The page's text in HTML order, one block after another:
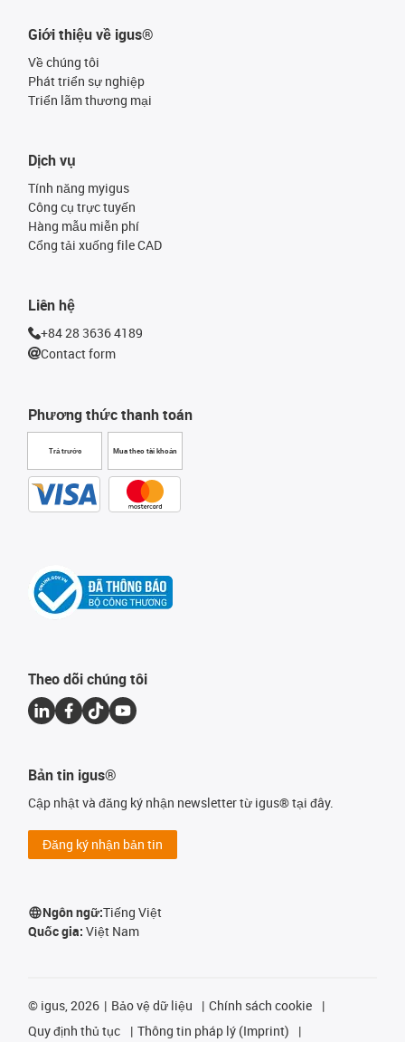
Giới thiệu về igus®
Về chúng tôi
Phát triển sự nghiệp
Triển lãm thương mại
Phương thức thanh toán
Trả trước Mua theo tài khoản
Dịch vụ
Tính năng myigus
Công cụ trực tuyến
Hàng mẫu miễn phí
Cổng tải xuống file CAD
Liên hệ
+84 28 3636 4189
Contact form
Theo dõi chúng tôi
Bản tin igus®
Cập nhật và đăng ký nhận newsletter từ igus® tại đây.
Đăng ký nhận bản tin
Ngôn ngữ:Tiếng Việt
Quốc gia: Việt Nam
© igus, 2026 Bảo vệ dữ liệu
Chính sách cookie
Quy định thủ tục
Thông tin pháp lý (Imprint)